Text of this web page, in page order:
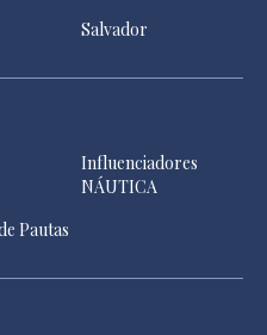
Salvador
Influenciadores
NÁUTICA
Pautas